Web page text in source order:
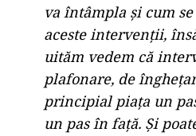
va întâmpla şi cum
aceste intervenţii,
uităm vedem că
plafonare, de
principial piaţa un
un pas în faţă. Şi